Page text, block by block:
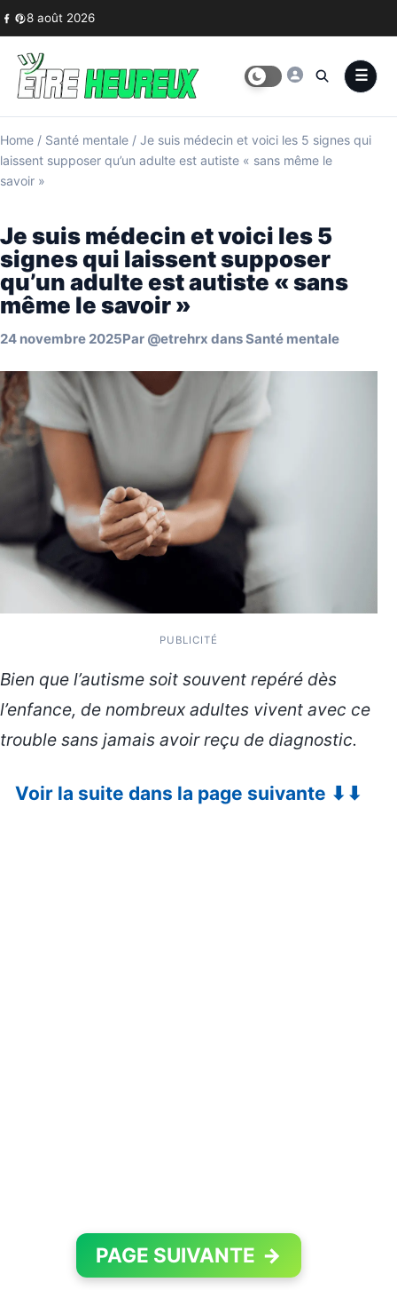
Skip to content
8 août 2026
Home / Santé mentale / Je suis médecin et voici les 5 signes qui
laissent supposer qu’un adulte est autiste « sans même le
savoir »
Je suis médecin et voici les 5
signes qui laissent supposer
qu’un adulte est autiste « sans
même le savoir »
24 novembre 2025Par @etrehrx dansSanté mentale
PUBLICITÉ
Bien que l’autisme soit souvent repéré dès
l’enfance, de nombreux adultes vivent avec ce
trouble sans jamais avoir reçu de diagnostic.
Voir la suite dans la page suivante ⬇⬇
PAGE SUIVANTE →